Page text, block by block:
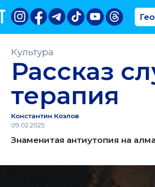
Культура
Рассказ
терапия
Константин Козлов
09.02.2025
Знаменитая антиутопия на